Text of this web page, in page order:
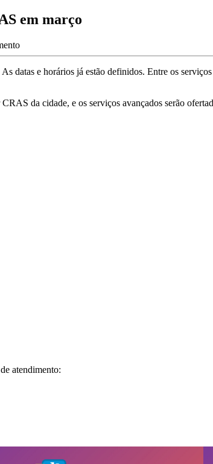
em março
datas e horários já estão definidos. Entre os
da cidade, e os serviços avançados serão
atendimento: